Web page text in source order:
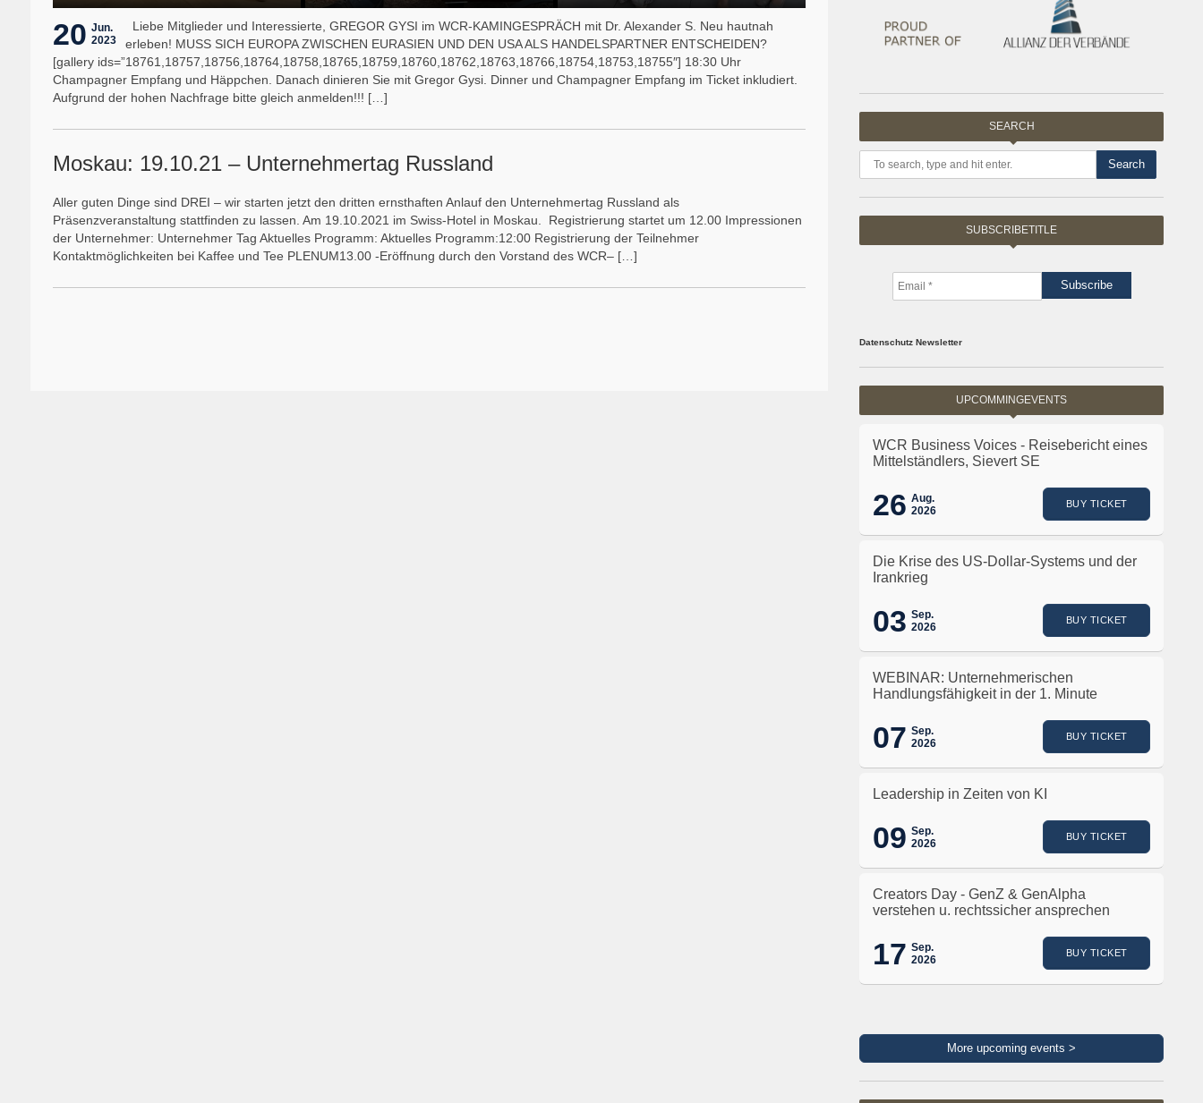
20 Jun.
2023
Liebe Mitglieder und Interessierte, GREGOR GYSI im WCR-KAMINGESPRÄCH mit Dr. Alexander S. Neu hautnah
erleben! MUSS SICH EUROPA ZWISCHEN EURASIEN UND DEN USA ALS HANDELSPARTNER ENTSCHEIDEN?
[gallery ids=”18761,18757,18756,18764,18758,18765,18759,18760,18762,18763,18766,18754,18753,18755″] 18:30 Uhr
Champagner Empfang und Häppchen. Danach dinieren Sie mit Gregor Gysi. Dinner und Champagner Empfang im Ticket inkludiert.
Aufgrund der hohen Nachfrage bitte gleich anmelden!!! […]
Moskau: 19.10.21 – Unternehmertag Russland
Aller guten Dinge sind DREI – wir starten jetzt den dritten ernsthaften Anlauf den Unternehmertag Russland als
Präsenzveranstaltung stattfinden zu lassen. Am 19.10.2021 im Swiss-Hotel in Moskau. Registrierung startet um 12.00 Impressionen
der Unternehmer: Unternehmer Tag Aktuelles Programm: Aktuelles Programm:12:00 Registrierung der Teilnehmer
Kontaktmöglichkeiten bei Kaffee und Tee PLENUM13.00 -Eröffnung durch den Vorstand des WCR– […]
SEARCH
Search
SUBSCRIBETITLE
Datenschutz Newsletter
UPCOMMINGEVENTS
WCR Business Voices - Reisebericht eines
Mittelständlers, Sievert SE
26 Aug.
2026
BUY TICKET
Die Krise des US-Dollar-Systems und der
Irankrieg
03 Sep.
2026
BUY TICKET
WEBINAR: Unternehmerischen
Handlungsfähigkeit in der 1. Minute
07 Sep.
2026
BUY TICKET
Leadership in Zeiten von KI
09 Sep.
2026
BUY TICKET
Creators Day - GenZ & GenAlpha
verstehen u. rechtssicher ansprechen
17 Sep.
2026
BUY TICKET
More upcoming events >